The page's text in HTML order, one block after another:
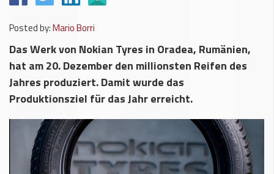
Posted by:Mario Borri
Das Werk von Nokian Tyres in Oradea, Rumänien,
hat am 20. Dezember den millionsten Reifen des
Jahres produziert. Damit wurde das
Produktionsziel für das Jahr erreicht.